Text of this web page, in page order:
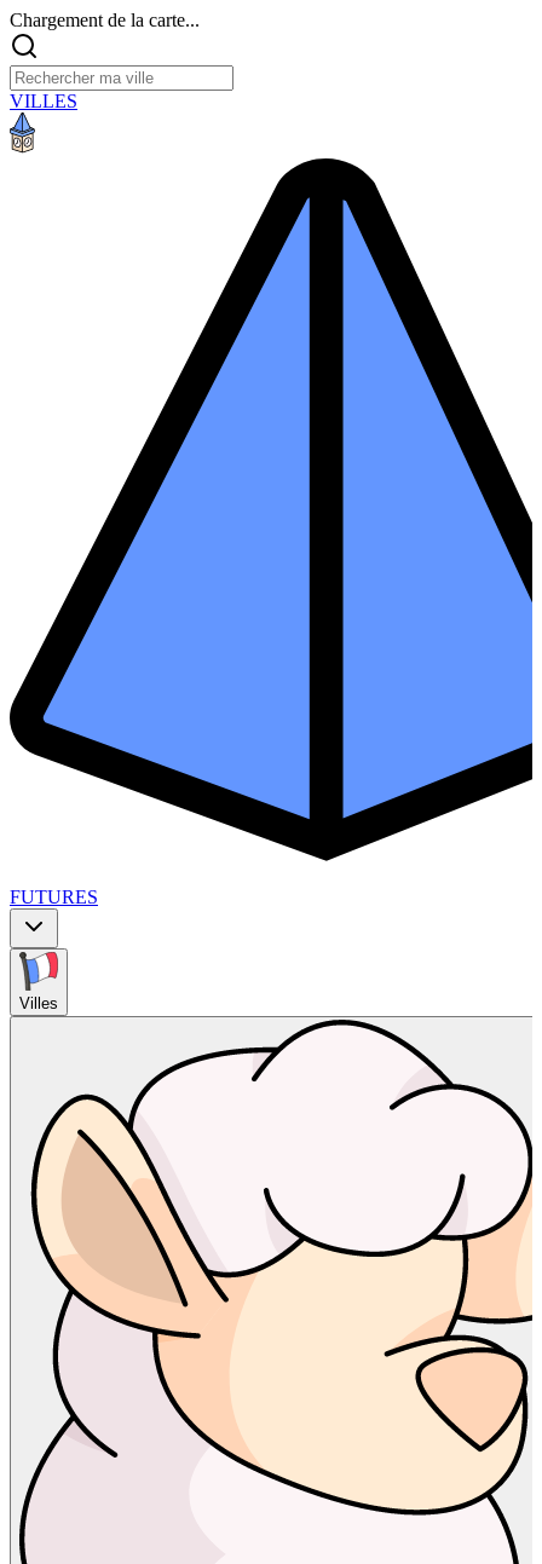
Chargement de la carte...
VILLES
FUTURES
Villes